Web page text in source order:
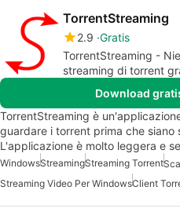
TorrentStreaming
2.9 Gratis
TorrentStreaming -
streaming di torrent
Download
TorrentStreaming è
guardare i torrent prima che
L'applicazione è molto leggera e
WindowsStreamingStreaming Torrent
Streaming Video Per WindowsClient